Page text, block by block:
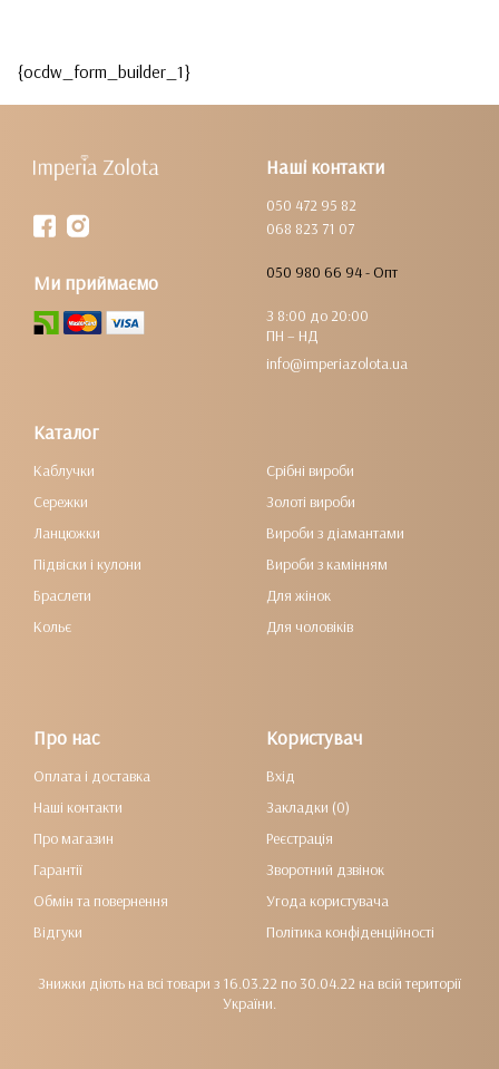
{ocdw_form_builder_1}
Наші контакти
050 472 95 82
068 823 71 07
050 980 66 94 - Опт
З 8:00 до 20:00
ПН – НД
info@imperiazolota.ua
Ми приймаємо
Каталог
Каблучки
Сережки
Ланцюжки
Підвіски і кулони
Браслети
Кольє
Срібні вироби
Золоті вироби
Вироби з діамантами
Вироби з камінням
Для жінок
Для чоловіків
Про нас
Оплата і доставка
Наші контакти
Про магазин
Гарантії
Обмін та повернення
Відгуки
Користувач
Вхід
Закладки (0)
Реєстрація
Зворотний дзвінок
Угода користувача
Політика конфіденційності
Знижки діють на всі товари з 16.03.22 по 30.04.22 на всій території
України.